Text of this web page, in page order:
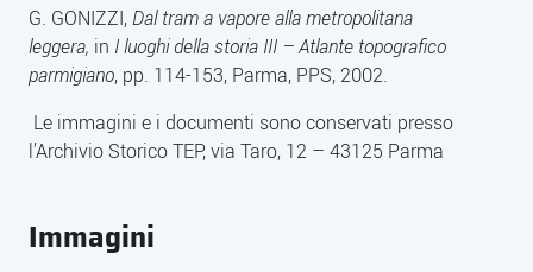
G. GONIZZI,Dal tram a vapore alla metropolitana
leggera, in I luoghi della storia III – Atlante topografico
parmigiano, pp. 114-153, Parma, PPS, 2002.
Le immagini e i documenti sono conservati presso
l’Archivio Storico TEP, via Taro, 12 – 43125 Parma
Immagini